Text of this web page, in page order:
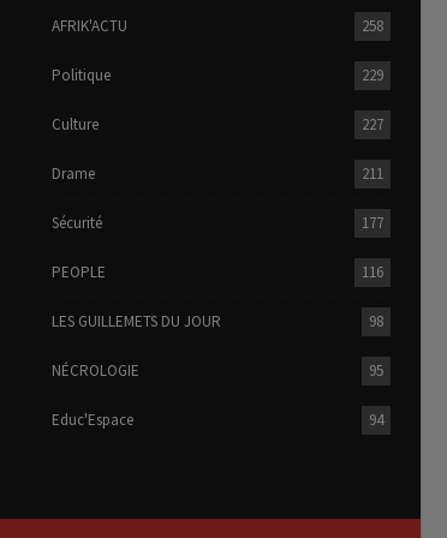
AFRIK'ACTU 258
Politique 229
Culture 227
Drame 211
Sécurité 177
PEOPLE 116
LES GUILLEMETS DU JOUR 98
NÉCROLOGIE 95
Educ'Espace 94